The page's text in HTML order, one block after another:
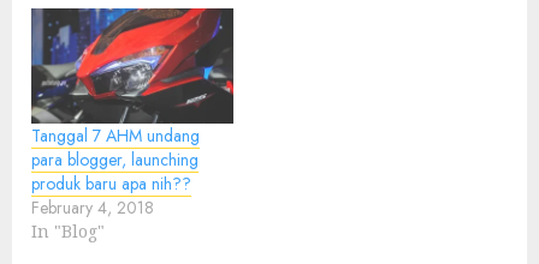
Tanggal 7 AHM undang
para blogger, launching
produk baru apa nih??
February 4, 2018
In "Blog"